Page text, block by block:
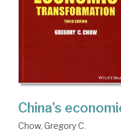
China's
Chow, Gregory C.